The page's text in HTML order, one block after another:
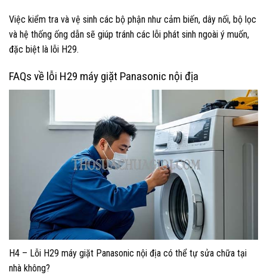
Việc kiểm tra và vệ sinh các bộ phận như cảm biến, dây nối, bộ lọc
và hệ thống ống dẫn sẽ giúp tránh các lỗi phát sinh ngoài ý muốn,
đặc biệt là lỗi H29.
FAQs về lỗi H29 máy giặt Panasonic nội địa
H4 – Lỗi H29 máy giặt Panasonic nội địa có thể tự sửa chữa tại
nhà không?